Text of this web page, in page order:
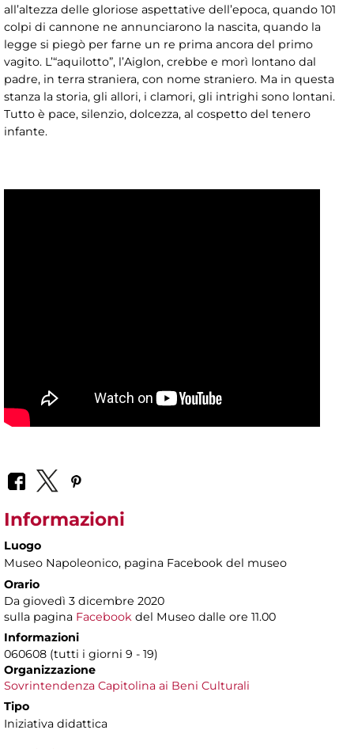
all’altezza delle gloriose aspettative dell’epoca, quando 101
colpi di cannone ne annunciarono la nascita, quando la
legge si piegò per farne un re prima ancora del primo
vagito. L’“aquilotto”, l’Aiglon, crebbe e morì lontano dal
padre, in terra straniera, con nome straniero. Ma in questa
stanza la storia, gli allori, i clamori, gli intrighi sono lontani.
Tutto è pace, silenzio, dolcezza, al cospetto del tenero
infante.
Informazioni
Luogo
Museo Napoleonico, pagina Facebook del museo
Orario
Da giovedì 3 dicembre 2020
sulla pagina Facebook del Museo dalle ore 11.00
Informazioni
060608 (tutti i giorni 9 - 19)
Organizzazione
Sovrintendenza Capitolina ai Beni Culturali
Tipo
Iniziativa didattica